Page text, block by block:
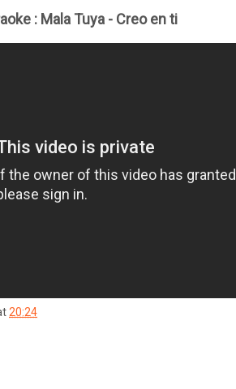
: Mala Tuya - Creo en ti
20:24